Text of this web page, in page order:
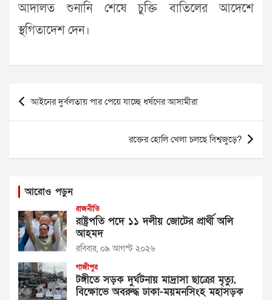
আদালত শুনানি শেষে চুক্তি বাতিলের আদেশে
স্থগিতাদেশ দেন।
Post
navigation
আইনের দুর্বলতায় পার পেয়ে যাচ্ছে ধর্ষণের আসামীরা
রক্তের হোলি খেলা চলছে বিশ্বজুড়ে?
আরোও পড়ুন
রাজনীতি
রাষ্ট্রপতি পদে ১১ দলীয় জোটের প্রার্থী অলি
আহমদ
রবিবার, ০৯ আগস্ট ২০২৬
গাজীপুর
টঙ্গীতে সড়ক দুর্ঘটনায় মাদ্রাসা ছাত্রের মৃত্যু,
বিক্ষোভে অবরুদ্ধ ঢাকা-ময়মনসিংহ মহাসড়ক